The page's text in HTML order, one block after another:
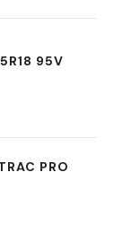
95V
PRO